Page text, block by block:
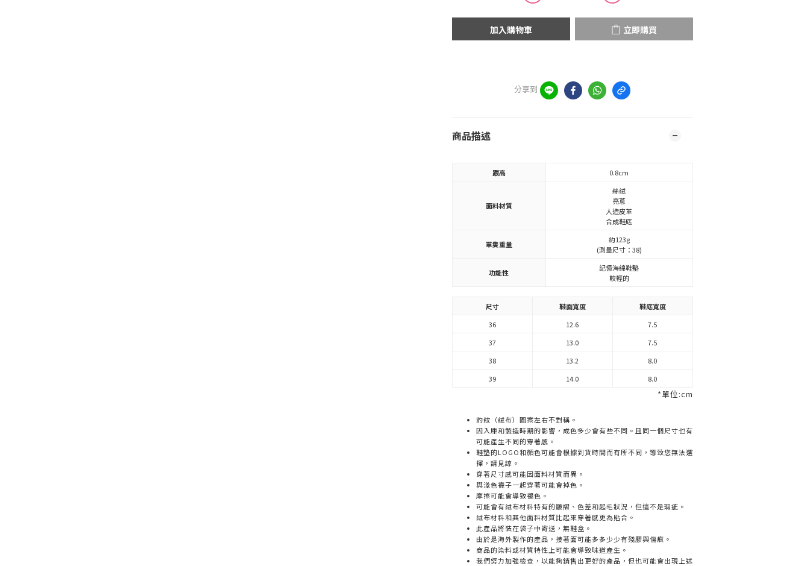
加入購物車 立即購買
分享到
商品描述
跟高 0.8cm
面料材質
絲絨
亮蔥
人造皮革
合成鞋底
單隻重量
約123g
(測量尺寸：38)
功能性
記憶海綿鞋墊
較輕的
尺寸 鞋面寬度
鞋底寬度
36
12.6
7.5
37
13.0
7.5
38
13.2
8.0
39
14.0 8.0
*單位:cm
豹紋（絨布）圖案左右不對稱。
因入庫和製造時期的影響，成色多少會有些不同。且同一個尺寸也有
可能產生不同的穿著感。
鞋墊的LOGO和顏色可能會根據到貨時間而有所不同，導致您無法選
擇，請見諒。
穿著尺寸感可能因面料材質而異。
與淺色襪子一起穿著可能會掉色。
摩擦可能會導致褪色。
可能會有絨布材料特有的皺褶、色差和起毛狀況，但這不是瑕疵。
絨布材料和其他面料材質比起來穿著感更為貼合。
此產品將裝在袋子中寄送，無鞋盒。
由於是海外製作的產品，接著面可能多多少少有殘膠與傷痕。
商品的染料或材質特性上可能會導致味道產生。
我們努力加強檢查，以能夠銷售出更好的產品，但也可能會出現上述